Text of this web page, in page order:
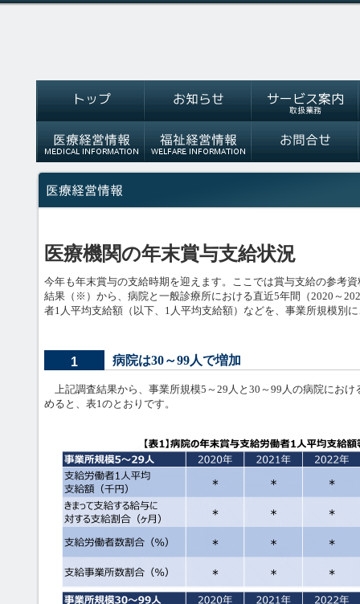
医療機関の年末賞与支給状況
今年も年末賞与の支給時期を迎えます。ここでは賞与支給の参考
結果（※）から、病院と一般診療所における直近5年間（2020～
者1人平均支給額（以下、1人平均支給額）などを、事業所規模別
1 病院は30～99人で増加
上記調査結果から、事業所規模5～29人と30～99人の病院におけ
めると、表1のとおりです。